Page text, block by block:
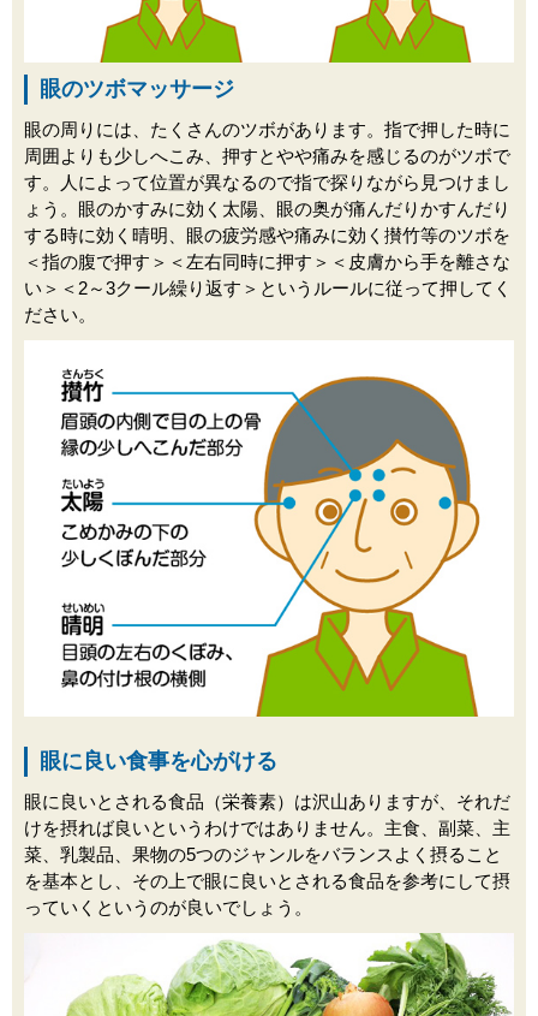
眼のツボマッサージ
眼の周りには、たくさんのツボがあります。指で押した時に
周囲よりも少しへこみ、押すとやや痛みを感じるのがツボで
す。人によって位置が異なるので指で探りながら見つけまし
ょう。眼のかすみに効く太陽、眼の奥が痛んだりかすんだり
する時に効く晴明、眼の疲労感や痛みに効く攅竹等のツボを
＜指の腹で押す＞＜左右同時に押す＞＜皮膚から手を離さな
い＞＜2～3クール繰り返す＞というルールに従って押してく
ださい。
眼に良い食事を心がける
眼に良いとされる食品（栄養素）は沢山ありますが、それだ
けを摂れば良いというわけではありません。主食、副菜、主
菜、乳製品、果物の5つのジャンルをバランスよく摂ること
を基本とし、その上で眼に良いとされる食品を参考にして摂
っていくというのが良いでしょう。